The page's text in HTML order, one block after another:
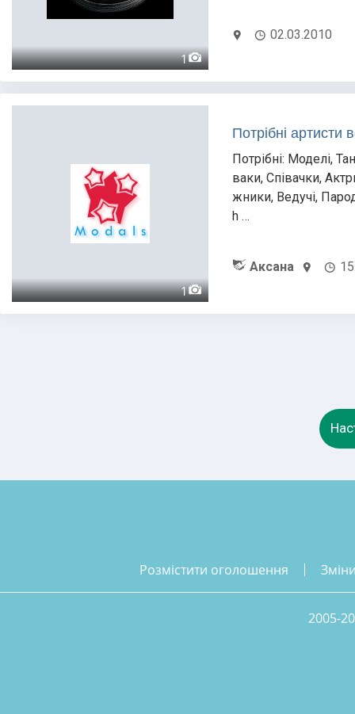
1
02.03.2010
1
Потрібні артисти
Потрібні: Моделі,
ваки, Співачки,
жники, Ведучі,
h …
Аксана
розмістити оголошення
2005-